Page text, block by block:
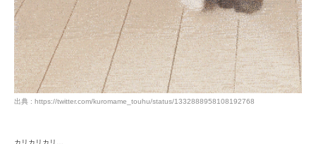
出典 : https://twitter.com/kuromame_touhu/status/1332888958108192768
閉じる